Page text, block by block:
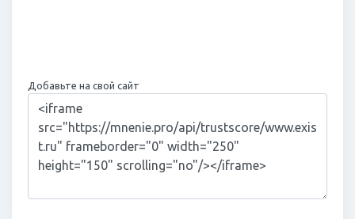
Добавьте на свой сайт